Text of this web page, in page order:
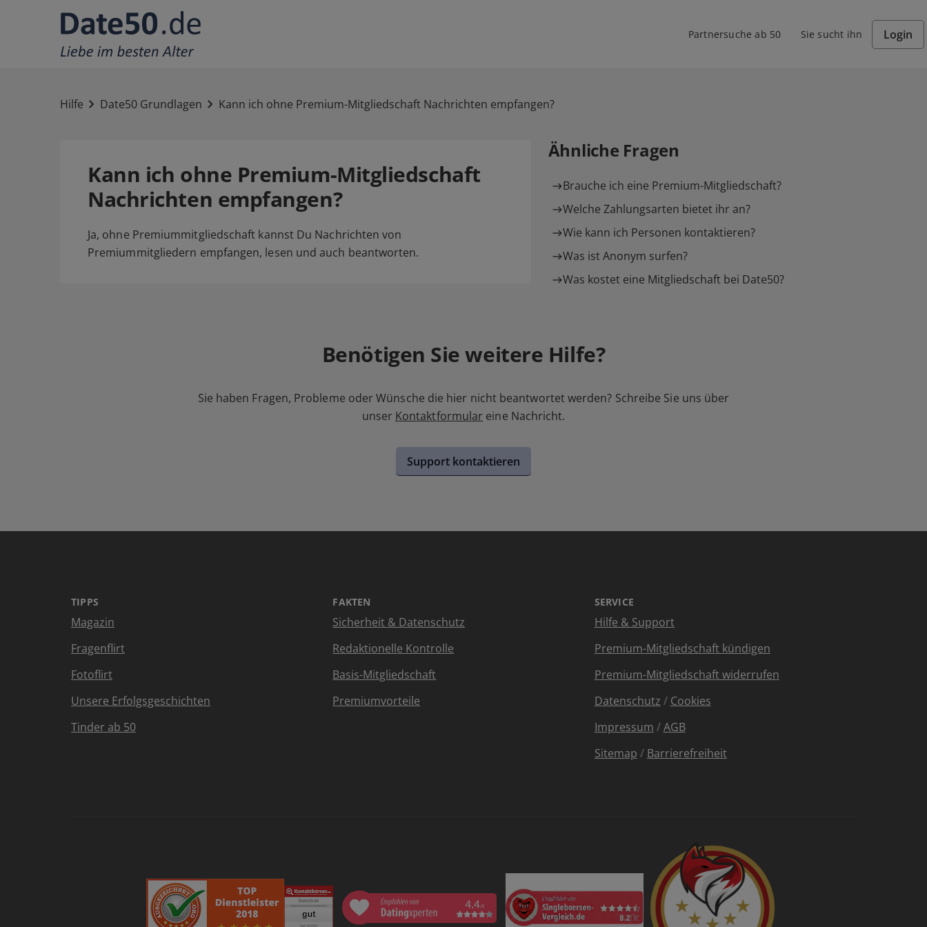
Partnersuche ab 50 Sie sucht ihn Login
Hilfe Date50 Grundlagen Kann ich ohne Premium-Mitgliedschaft Nachrichten empfangen?
Kann ich ohne Premium-Mitgliedschaft
Nachrichten empfangen?
Ja, ohne Premiummitgliedschaft kannst Du Nachrichten von
Premiummitgliedern empfangen, lesen und auch beantworten.
Ähnliche Fragen
Brauche ich eine Premium-Mitgliedschaft?
Welche Zahlungsarten bietet ihr an?
Wie kann ich Personen kontaktieren?
Was ist Anonym surfen?
Was kostet eine Mitgliedschaft bei Date50?
Benötigen Sie weitere Hilfe?
Sie haben Fragen, Probleme oder Wünsche die hier nicht beantwortet werden? Schreibe Sie uns über
unser Kontaktformular eine Nachricht.
Support kontaktieren
TIPPS
Magazin
Fragenflirt
Fotoflirt
Unsere Erfolgsgeschichten
Tinder ab 50
FAKTEN
Sicherheit & Datenschutz
Redaktionelle Kontrolle
Basis-Mitgliedschaft
Premiumvorteile
SERVICE
Hilfe & Support
Premium-Mitgliedschaft kündigen
Premium-Mitgliedschaft widerrufen
Datenschutz / Cookies
Impressum /AGB
Sitemap / Barrierefreiheit